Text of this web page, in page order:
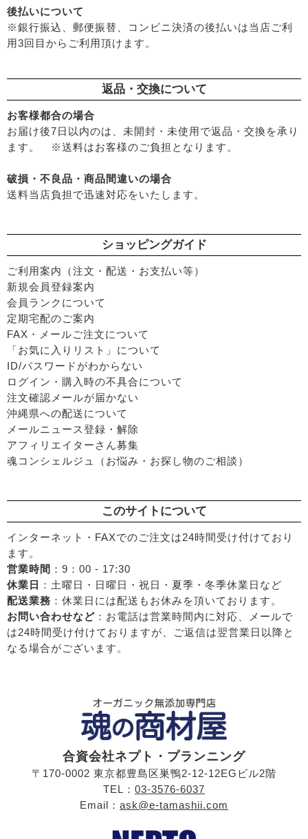
後払いについて
※銀行振込、郵便振替、コンビニ決済の後払いは当店ご利
用3回目からご利用頂けます。
返品・交換について
お客様都合の場合
お届け後7日以内のは、未開封・未使用で返品・交換を承り
ます。 ※送料はお客様のご負担となります。
破損・不良品・商品間違いの場合
送料当店負担で迅速対応をいたします。
ショッピングガイド
ご利用案内（注文・配送・お支払い等）
新規会員登録案内
会員ランクについて
定期宅配のご案内
FAX・メールご注文について
「お気に入りリスト」について
ID/パスワードがわからない
ログイン・購入時の不具合について
注文確認メールが届かない
沖縄県への配送について
メールニュース登録・解除
アフィリエイターさん募集
魂コンシェルジュ（お悩み・お探し物のご相談）
このサイトについて
インターネット・FAXでのご注文は24時間受け付けており
ます。
営業時間 ：9：00 - 17:30
休業日 ：土曜日・日曜日・祝日・夏季・冬季休業日など
配送業務 ：休業日には配送もお休みを頂いております。
お問い合わせなど ：お電話は営業時間内に対応、メールで
は24時間受け付けておりますが、ご返信は翌営業日以降と
なる場合がございます。
合資会社ネプト・プランニング
〒170-0002 東京都豊島区巣鴨2-12-12EGビル2階
TEL： 03-3576-6037
Email： ask@e-tamashii.com